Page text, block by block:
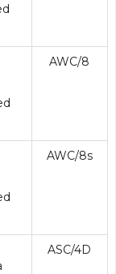
AWC/8
AWC/8s
ASC/4D